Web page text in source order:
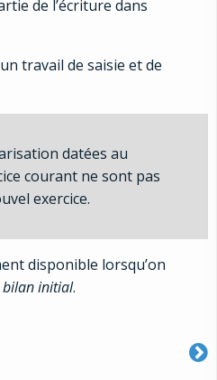
de l’écriture dans
travail de saisie et de
datées au
courant ne sont pas
exercice.
disponible lorsqu’on
bilan initial.